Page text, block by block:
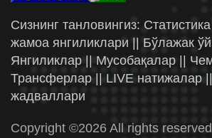
Сизнинг танловингиз:
жамоа янгиликлари || Бўлажак
Янгиликлар || Мусобақалар ||
Трансферлар || LIVE натижалар
жадваллари
Copyright ©2026 All rights